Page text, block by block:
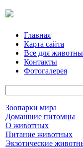
Главная
Карта сайта
Все для
Контакты
Фотогалерея
Зоопарки мира
Домашние питомцы
О животных
Питание животных
Экзотические